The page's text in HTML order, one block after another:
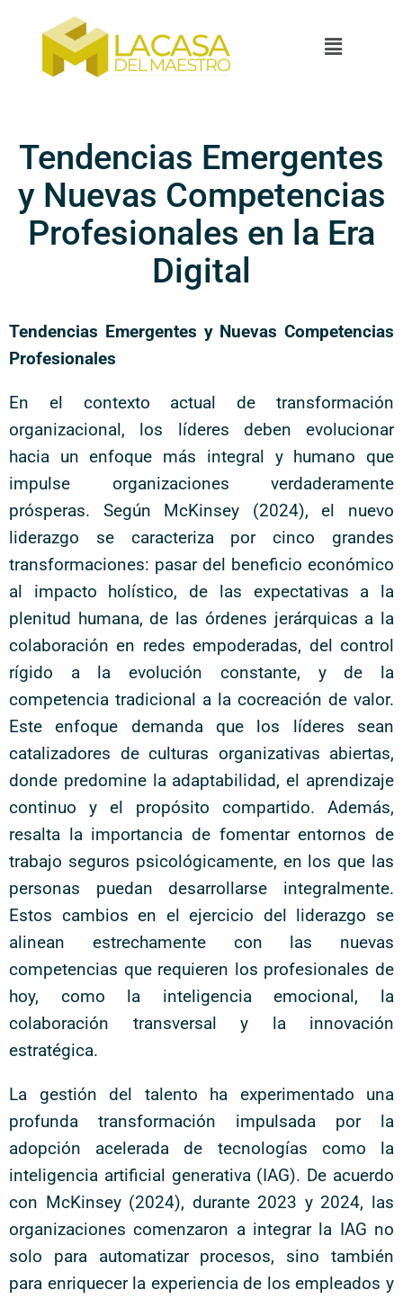
Tendencias Emergentes
y Nuevas Competencias
Profesionales en la Era
Digital
Tendencias Emergentes y Nuevas Competencias
Profesionales
En el contexto actual de transformación
organizacional, los líderes deben evolucionar
hacia un enfoque más integral y humano que
impulse organizaciones verdaderamente
prósperas. Según McKinsey (2024), el nuevo
liderazgo se caracteriza por cinco grandes
transformaciones: pasar del beneficio económico
al impacto holístico, de las expectativas a la
plenitud humana, de las órdenes jerárquicas a la
colaboración en redes empoderadas, del control
rígido a la evolución constante, y de la
competencia tradicional a la cocreación de valor.
Este enfoque demanda que los líderes sean
catalizadores de culturas organizativas abiertas,
donde predomine la adaptabilidad, el aprendizaje
continuo y el propósito compartido. Además,
resalta la importancia de fomentar entornos de
trabajo seguros psicológicamente, en los que las
personas puedan desarrollarse integralmente.
Estos cambios en el ejercicio del liderazgo se
alinean estrechamente con las nuevas
competencias que requieren los profesionales de
hoy, como la inteligencia emocional, la
colaboración transversal y la innovación
estratégica.
La gestión del talento ha experimentado una
profunda transformación impulsada por la
adopción acelerada de tecnologías como la
inteligencia artificial generativa (IAG). De acuerdo
con McKinsey (2024), durante 2023 y 2024, las
organizaciones comenzaron a integrar la IAG no
solo para automatizar procesos, sino también
para enriquecer la experiencia de los empleados y